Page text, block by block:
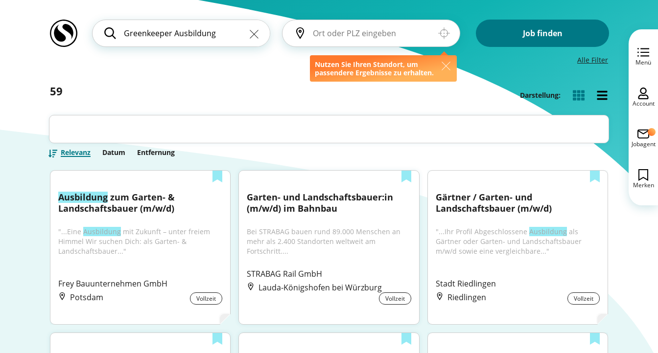
Nutzen Sie Ihren Standort, um
passendere Ergebnisse zu erhalten.
Job finden
Alle Filter
59 Darstellung:
Relevanz Datum Entfernung
Ausbildung zum Garten- &
Landschaftsbauer (m/w/d)
"...Eine Ausbildung mit Zukunft – unter freiem
Himmel Wir suchen Dich: als Garten- &
Landschaftsbauer..."
Frey Bauunternehmen GmbH
Potsdam
Vollzeit
Garten- und Landschaftsbauer:in
(m/w/d) im Bahnbau
Bei STRABAG bauen rund 89.000 Menschen an
mehr als 2.400 Standorten weltweit am
Fortschritt....
STRABAG Rail GmbH
Lauda-Königshofen bei Würzburg
Vollzeit
Gärtner / Garten- und
Landschaftsbauer (m/w/d)
"...Ihr Profil Abgeschlossene Ausbildung als
Gärtner oder Garten- und Landschaftsbauer
m/w/d sowie eine vergleichbare..."
Stadt Riedlingen
Riedlingen
Vollzeit
Menü
Account
Jobagent
Merken